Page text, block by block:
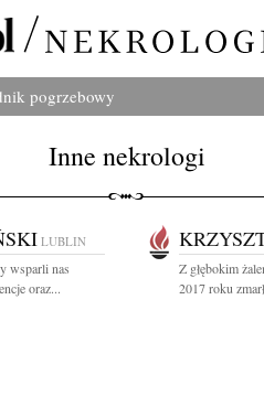
pogrzebowy
Inne nekrologi
LUBLIN
wsparli nas
oraz...
Z głębokim
2017 roku